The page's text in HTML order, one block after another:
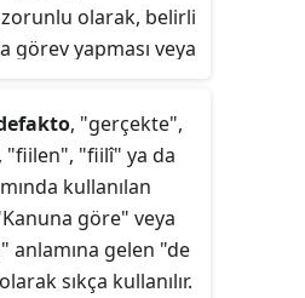
üye profesör,
ve doktora gibi
olarak, belirli
görev yapması veya
olarak icra etmesi.
veya
vatanî görev
, "gerçekte",
"fiilen", "fiilî" ya da
kullanılan
göre" veya
anlamına gelen "de
sıkça kullanılır.